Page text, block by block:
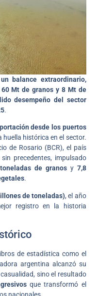
balance extraordinario,
Mt de granos y 8 Mt de
desempeño del sector
.
desde los puertos
huella histórica en el sector.
de Rosario (BCR), el país
precedentes, impulsado
de granosy 7,8
.
de toneladas), el año
registro en la historia
de estadística como el
argentina alcanzó su
sino el resultado
que transformó el